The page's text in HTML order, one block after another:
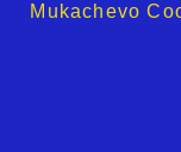
Mukachevo